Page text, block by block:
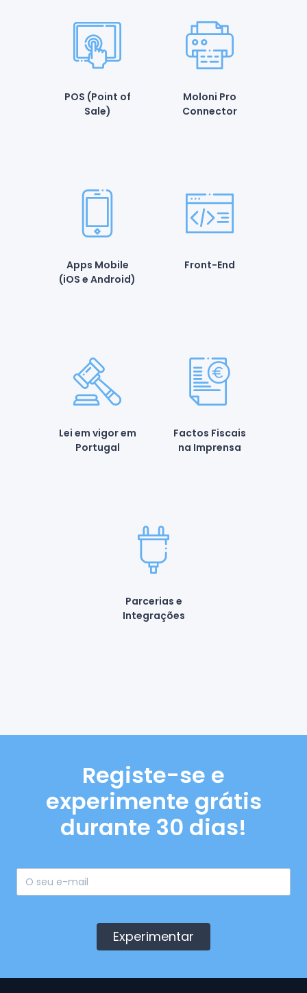
POS (Point of
Sale)
Moloni Pro
Connector
Apps Mobile
(iOS e Android)
Front-End
Lei em vigor em
Portugal
Factos Fiscais
na Imprensa
Parcerias e
Integrações
Registe-se e
experimente grátis
durante 30 dias!
Experimentar